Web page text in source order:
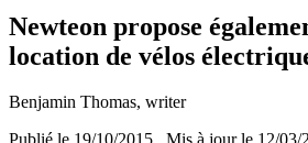
Newteon propose
location de vélos
Benjamin Thomas, writer